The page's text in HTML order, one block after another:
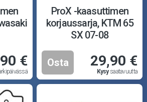
€
ProX -kaasuttimen
korjaussarja, KTM 65
SX 07-08
Osta 29,90 €
Kysysaatavuutta